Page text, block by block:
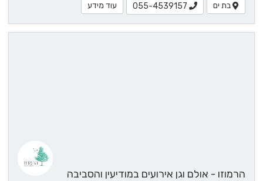
בת ים 055-4539157 עוד מידע
הרמוזו - אולם וגן אירועים במודיעין והסביבה